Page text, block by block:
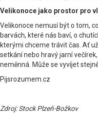
Velikonoce jako prostor pro
Velikonoce nemusí být o tom,
barvách, které nás baví, o
kterými chceme trávit čas. Ať
setkání nebo hravý jarní
neměnná. Může se vyvíjet
Pijsrozumem.cz
Zdroj: Stock Plzeň-Božkov